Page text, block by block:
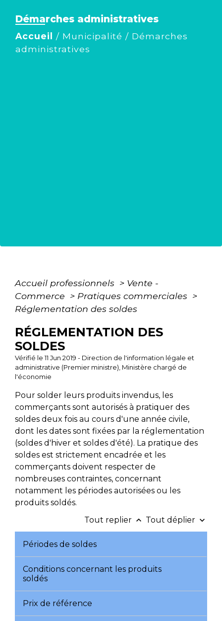
Démarches administratives
Accueil / Municipalité / Démarches
administratives
Accueil professionnels > Vente -
Commerce > Pratiques commerciales >
Réglementation des soldes
RÉGLEMENTATION DES
SOLDES
Vérifié le 11 Jun 2019 - Direction de l'information légale et
administrative (Premier ministre), Ministère chargé de
l'économie
Pour solder leurs produits invendus, les
commerçants sont autorisés à pratiquer des
soldes deux fois au cours d'une année civile,
dont les dates sont fixées par la réglementation
(soldes d'hiver et soldes d'été). La pratique des
soldes est strictement encadrée et les
commerçants doivent respecter de
nombreuses contraintes, concernant
notamment les périodes autorisées ou les
produits soldés.
Tout replier keyboard_arrow_up Tout déplier keyboard_arrow_down
Périodes de soldes
Conditions concernant les produits
soldés
Prix de référence